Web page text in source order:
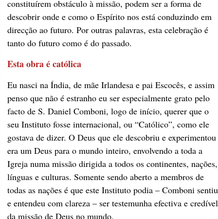
constituírem obstáculo à missão, podem ser a forma de
descobrir onde e como o Espírito nos está conduzindo em
direcção ao futuro. Por outras palavras, esta celebração é
tanto do futuro como é do passado.
Esta obra é católica
Eu nasci na Índia, de mãe Irlandesa e pai Escocês, e assim
penso que não é estranho eu ser especialmente grato pelo
facto de S. Daniel Comboni, logo de início, querer que o
seu Instituto fosse internacional, ou “Católico”, como ele
gostava de dizer. O Deus que ele descobriu e experimentou
era um Deus para o mundo inteiro, envolvendo a toda a
Igreja numa missão dirigida a todos os continentes, nações,
línguas e culturas. Somente sendo aberto a membros de
todas as nações é que este Instituto podia – Comboni sentiu
e entendeu com clareza – ser testemunha efectiva e credível
da missão de Deus no mundo.